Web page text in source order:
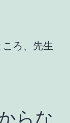
ろ、先生
らな